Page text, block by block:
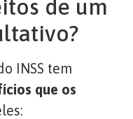
de um
INSS tem
que os